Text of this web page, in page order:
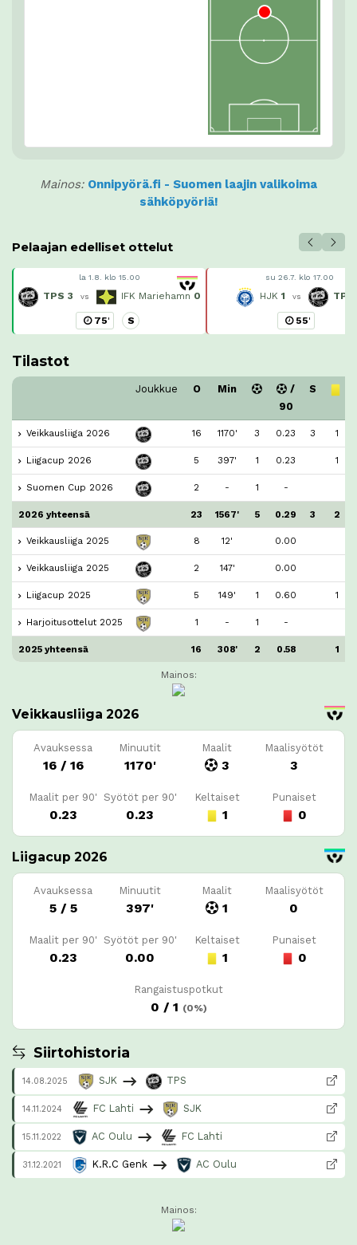
Mainos: Onnipyörä.fi - Suomen laajin valikoima
sähköpyöriä!
Pelaajan edelliset ottelut
la 1.8. klo 15.00
TPS 3 vs IFK Mariehamn 0
75' S
su 26.7. klo 17.00
HJK 1 vs TPS
55'
Tilastot
Joukkue O Min
/
90
S
Veikkausliiga 2026 16 1170' 3 0.23 3 1
Liigacup 2026 5 397' 1 0.23 1
Suomen Cup 2026 2 - 1 -
2026 yhteensä 23 1567' 5 0.29 3 2
Veikkausliiga 2025 8 12' 0.00
Veikkausliiga 2025 2 147' 0.00
Liigacup 2025 5 149' 1 0.60 1
Harjoitusottelut 2025 1 - 1 -
2025 yhteensä 16 308' 2 0.58 1
Mainos:
Veikkausliiga 2026
Avauksessa
16 / 16
Minuutit
1170'
Maalit
3
Maalisyötöt
3
Maalit per 90'
0.23
Syötöt per 90'
0.23
Keltaiset
1
Punaiset
0
Liigacup 2026
Avauksessa
5 / 5
Minuutit
397'
Maalit
1
Maalisyötöt
0
Maalit per 90'
0.23
Syötöt per 90'
0.00
Keltaiset
1
Punaiset
0
Rangaistuspotkut
0 / 1 (0%)
Siirtohistoria
14.08.2025 SJK TPS
14.11.2024 FC Lahti SJK
15.11.2022 AC Oulu FC Lahti
31.12.2021 K.R.C Genk AC Oulu
Mainos: